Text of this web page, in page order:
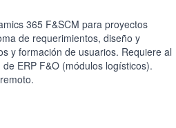
365 F&SCM para proyectos
de requerimientos, diseño y
y formación de usuarios. Requiere al
ERP F&O (módulos logísticos).